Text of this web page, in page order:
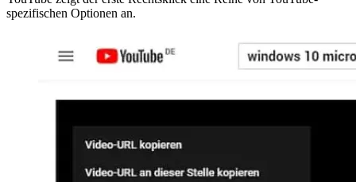
spezifischen Optionen an.